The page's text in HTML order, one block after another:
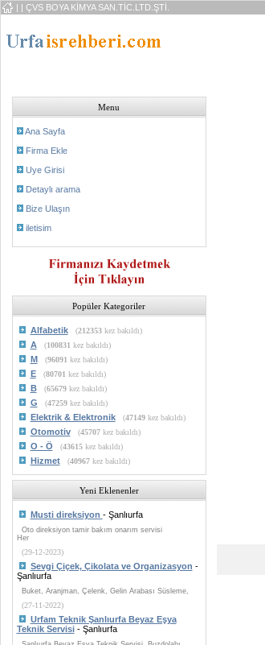
| | ÇVS BOYA KİMYA SAN.TİC.LTD.ŞTİ.
Menu
Ana Sayfa
Firma Ekle
Uye Girisi
Detaylı arama
Bize Ulaşın
iletisim
Popüler Kategoriler
Alfabetik (212353kez bakıldı)
A (100831 kez bakıldı)
M (96091 kez bakıldı)
E (80701 kez bakıldı)
B (65679kez bakıldı)
G (47259kez bakıldı)
Elektrik & Elektronik (47149kez bakıldı)
Otomotiv (45707kez bakıldı)
O - Ö (43615kez bakıldı)
Hizmet (40967kez bakıldı)
Yeni Eklenenler
Musti direksiyon - Şanlıurfa
Oto direksiyon tamir bakım onarım servisi
Her
(29-12-2023)
Sevgi Çiçek, Çikolata ve Organizasyon -
Şanlıurfa
Buket, Aranjman, Çelenk, Gelin Arabası Süsleme,
(27-11-2022)
Urfam Teknik Şanlıurfa Beyaz Eşya
Teknik Servisi- Şanlıurfa